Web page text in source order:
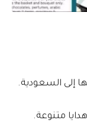
إلى السعودية.
متنوعة.